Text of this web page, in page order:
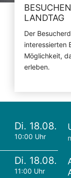
LANDTAG
Der
interessierten
Möglichkeit,
erleben.
Di. 18.08.
10:00 Uhr
Di. 18.08.
11:00 Uhr